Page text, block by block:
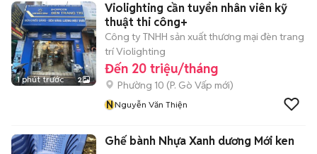
1 phút trước 2
Violighting cần tuyển nhân viên kỹ
thuật thi công+
Công ty TNHH sản xuất thương mại đèn trang
trí Violighting
Đến 20 triệu/tháng
Phường 10 (P. Gò Vấp mới)
NNguyễn Văn Thiện
Ghế bành Nhựa Xanh dương Mới ken